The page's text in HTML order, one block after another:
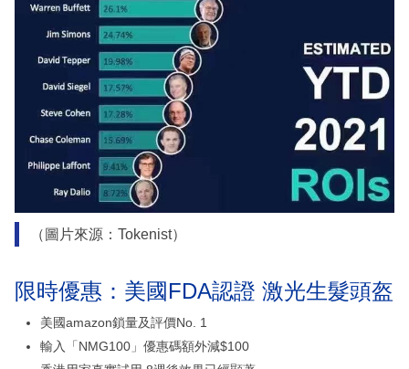
（圖片來源：Tokenist）
限時優惠：美國FDA認證 激光生髮頭盔
美國amazon鎖量及評價No. 1
輸入「NMG100」優惠碼額外減$100